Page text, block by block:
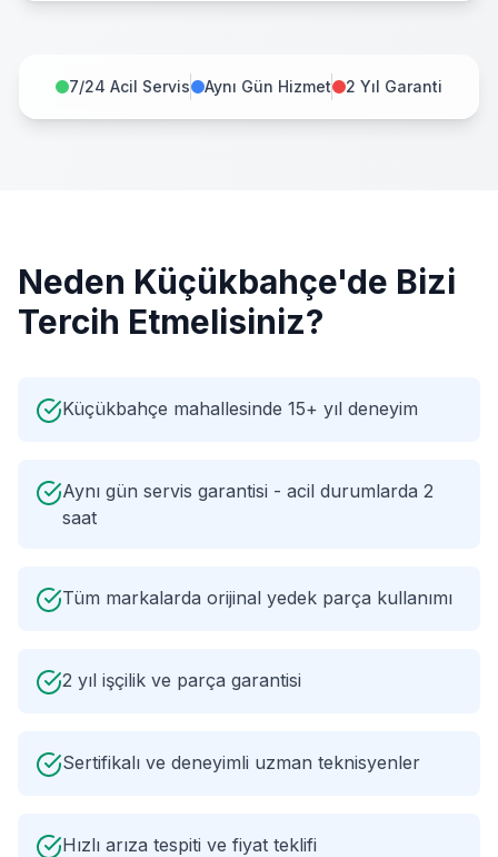
7/24 Acil Servis Aynı Gün Hizmet 2 Yıl Garanti
Neden Küçükbahçe'de Bizi
Tercih Etmelisiniz?
Küçükbahçe mahallesinde 15+ yıl deneyim
Aynı gün servis garantisi - acil durumlarda 2
saat
Tüm markalarda orijinal yedek parça kullanımı
2 yıl işçilik ve parça garantisi
Sertifikalı ve deneyimli uzman teknisyenler
Hızlı arıza tespiti ve fiyat teklifi